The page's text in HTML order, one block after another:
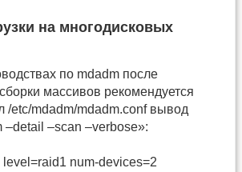
на многодисковых
по mdadm после
массивов рекомендуется
/etc/mdadm/mdadm.conf вывод
–scan –verbose»:
num-devices=2